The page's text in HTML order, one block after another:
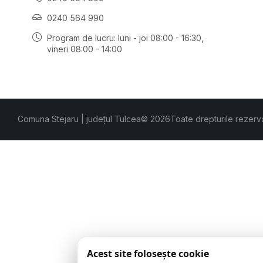
0240 564 990
Program de lucru: luni - joi 08:00 - 16:30,
vineri 08:00 - 14:00
Comuna Stejaru | județul Tulcea© 2026Toate drepturile
Acest site folosește cookie